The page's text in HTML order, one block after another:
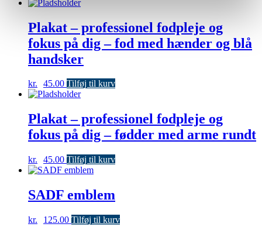
Plakat – professionel fodpleje og
fokus på dig – fod med hænder og blå
handsker
kr. 45.00 Tilføj til kurv
Plakat – professionel fodpleje og
fokus på dig – fødder med arme rundt
kr. 45.00 Tilføj til kurv
SADF emblem
kr. 125.00 Tilføj til kurv